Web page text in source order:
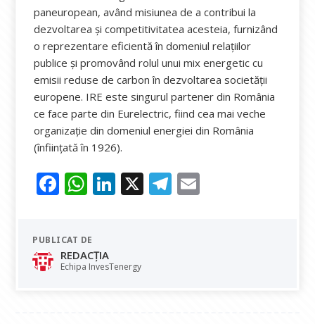
paneuropean, având misiunea de a contribui la
dezvoltarea și competitivitatea acesteia, furnizând
o reprezentare eficientă în domeniul relațiilor
publice și promovând rolul unui mix energetic cu
emisii reduse de carbon în dezvoltarea societății
europene. IRE este singurul partener din România
ce face parte din Eurelectric, fiind cea mai veche
organizaţie din domeniul energiei din România
(înființată în 1926).
F
ac
b
o
W
h
s
A
Li
n
dI
X T
el
PUBLICAT DE
REDACȚIA
Echipa InvesTenergy